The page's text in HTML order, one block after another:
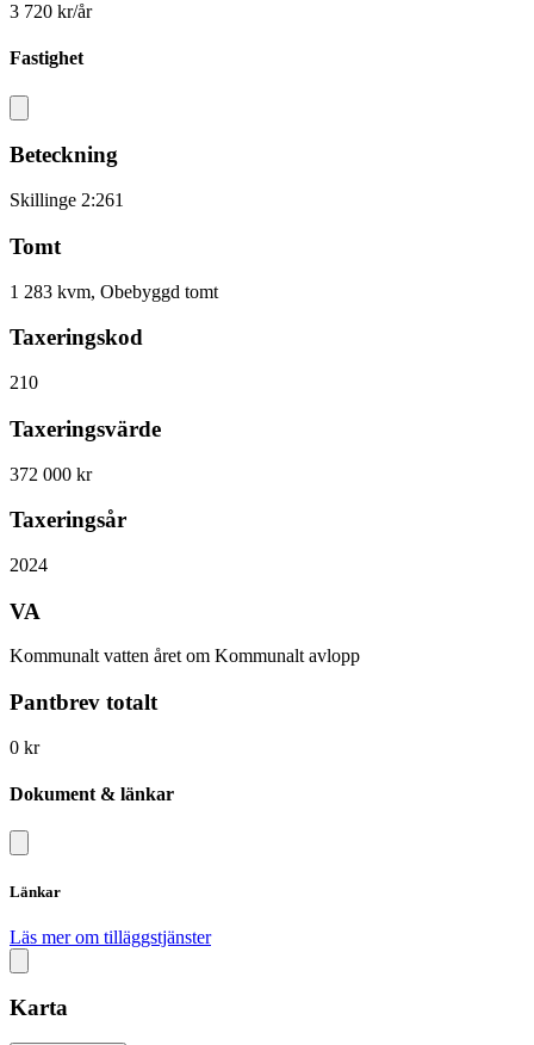
3 720 kr/år
Fastighet
Beteckning
Skillinge 2:261
Tomt
1 283 kvm, Obebyggd tomt
Taxeringskod
210
Taxeringsvärde
372 000 kr
Taxeringsår
2024
VA
Kommunalt vatten året om Kommunalt avlopp
Pantbrev totalt
0 kr
Dokument & länkar
Länkar
Läs mer om tilläggstjänster
Karta